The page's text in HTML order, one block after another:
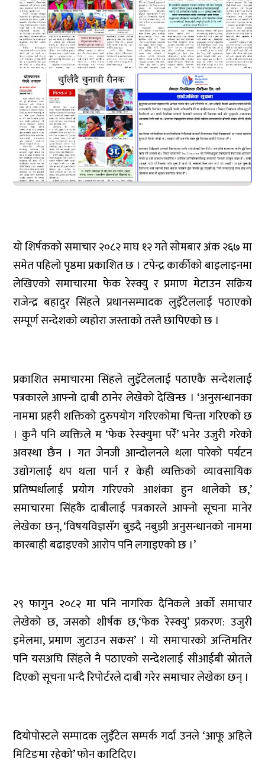
यो शिर्षकको समाचार २०८२ माघ १२ गते सोमबार अंक २६७ मा
समेत पहिलो पृष्ठमा प्रकाशित छ । टपेन्द्र कार्कीको बाइलाइनमा
लेखिएको समाचारमा फेक रेस्क्यु र प्रमाण मेटाउन सक्रिय
राजेन्द्र बहादुर सिंहले प्रधानसम्पादक लुइँटेललाई पठाएको
सम्पूर्ण सन्देशको व्यहोरा जस्ताको तस्तै छापिएको छ ।
प्रकाशित समाचारमा सिंहले लुइँटेललाई पठाएकै सन्देशलाई
पत्रकारले आफ्नो दाबी ठानेर लेखेको देखिन्छ । ‘अनुसन्धानका
नाममा प्रहरी शक्तिको दुरुपयोग गरिएकोमा चिन्ता गरिएको छ
। कुनै पनि व्यक्तिले म ‘फेक रेस्क्युमा परेँ’ भनेर उजुरी गरेको
अवस्था छैन । गत जेनजी आन्दोलनले थला पारेको पर्यटन
उद्योगलाई थप थला पार्न र केही व्यक्तिको व्यावसायिक
प्रतिष्पर्धालाई प्रयोग गरिएको आशंका हुन थालेको छ,’
समाचारमा सिंहकै दाबीलाई पत्रकारले आफ्नो सूचना मानेर
लेखेका छन्, ‘विषयविज्ञसँग बुझ्दै नबुझी अनुसन्धानको नाममा
कारबाही बढाइएको आरोप पनि लगाइएको छ ।’
२९ फागुन २०८२ मा पनि नागरिक दैनिकले अर्को समाचार
लेखेको छ, जसको शीर्षक छ,‘फेक रेस्क्यु’ प्रकरण: उजुरी
इमेलमा, प्रमाण जुटाउन सकस’ । यो समाचारको अन्तिमतिर
पनि यसअघि सिंहले नै पठाएको सन्देशलाई सीआईबी स्रोतले
दिएको सूचना भन्दै रिपोर्टरले दाबी गरेर समाचार लेखेका छन् ।
दियोपोस्टले सम्पादक लुइँटेल सम्पर्क गर्दा उनले ‘आफू अहिले
मिटिङमा रहेको’ फोन काटिदिए।